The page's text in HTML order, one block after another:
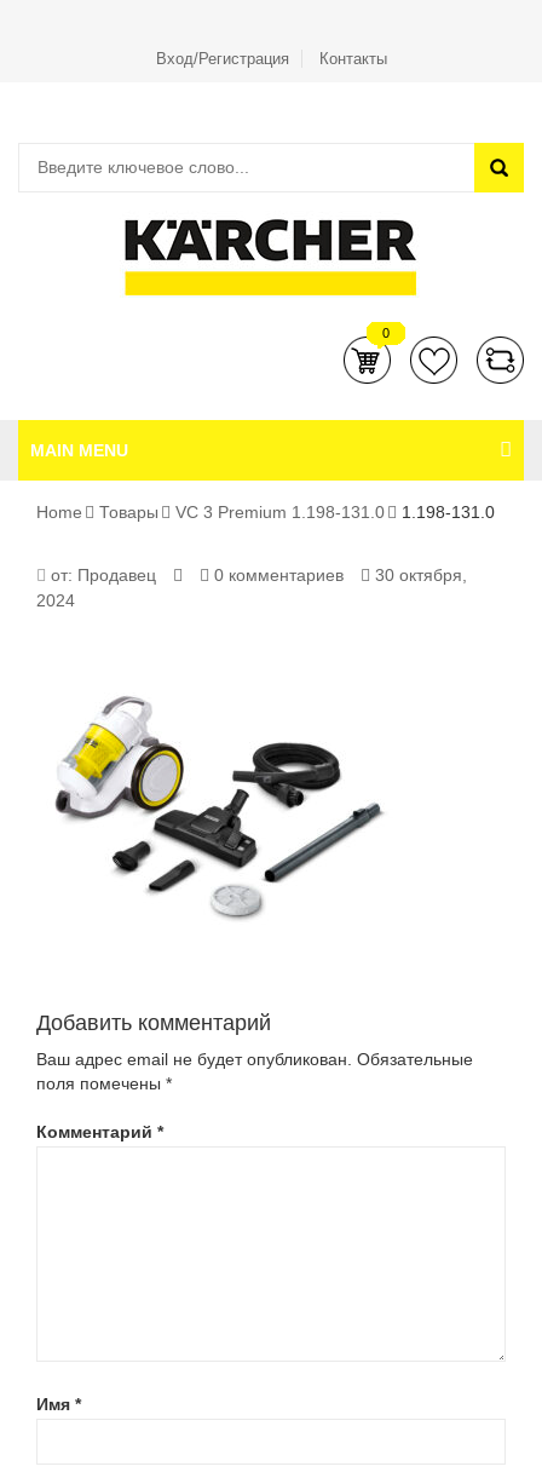
Вход/Регистрация Контакты
0
MAIN MENU
Home Товары VC 3 Premium 1.198-131.0 1.198-131.0
1.198-
от: Продавец 0 комментариев
30 октября,
2024
Добавить комментарий
Ваш адрес email не будет опубликован. Обязательные
поля помечены *
Комментарий *
Имя *